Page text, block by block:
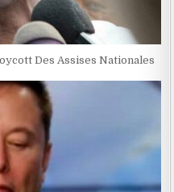
Des Assises Nationales